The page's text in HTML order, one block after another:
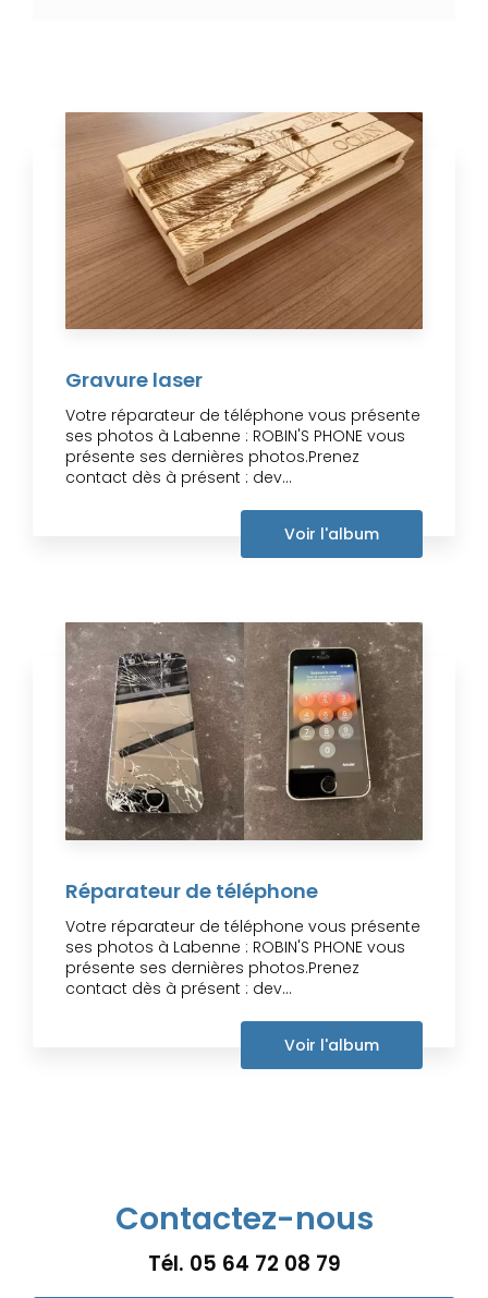
Gravure laser
Votre réparateur de téléphone vous présente
ses photos à Labenne : ROBIN'S PHONE vous
présente ses dernières photos.Prenez
contact dès à présent : dev...
Voir l'album
Réparateur de téléphone
Votre réparateur de téléphone vous présente
ses photos à Labenne : ROBIN'S PHONE vous
présente ses dernières photos.Prenez
contact dès à présent : dev...
Voir l'album
Contactez-nous
Tél. 05 64 72 08 79